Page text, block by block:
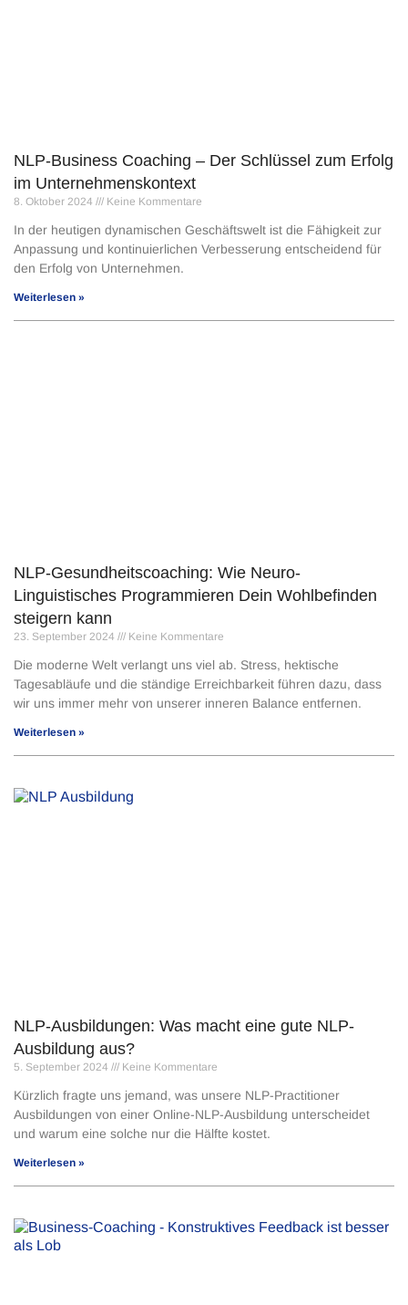
NLP-Business Coaching – Der Schlüssel zum Erfolg
im Unternehmenskontext
8. Oktober 2024 Keine Kommentare
In der heutigen dynamischen Geschäftswelt ist die Fähigkeit zur
Anpassung und kontinuierlichen Verbesserung entscheidend für
den Erfolg von Unternehmen.
Weiterlesen »
NLP-Gesundheitscoaching: Wie Neuro-
Linguistisches Programmieren Dein Wohlbefinden
steigern kann
23. September 2024 Keine Kommentare
Die moderne Welt verlangt uns viel ab. Stress, hektische
Tagesabläufe und die ständige Erreichbarkeit führen dazu, dass
wir uns immer mehr von unserer inneren Balance entfernen.
Weiterlesen »
NLP-Ausbildungen: Was macht eine gute NLP-
Ausbildung aus?
5. September 2024 Keine Kommentare
Kürzlich fragte uns jemand, was unsere NLP-Practitioner
Ausbildungen von einer Online-NLP-Ausbildung unterscheidet
und warum eine solche nur die Hälfte kostet.
Weiterlesen »